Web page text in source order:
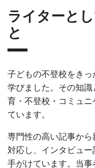
ライターと
と
子どもの不登校をき
学びました。その知
育・不登校・コミュ
ています。
専門性の高い記事か
対応し、インタビュ
手がけています。当